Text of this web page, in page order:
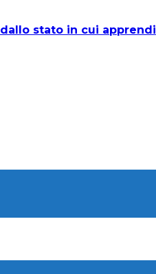
stato in cui apprendi